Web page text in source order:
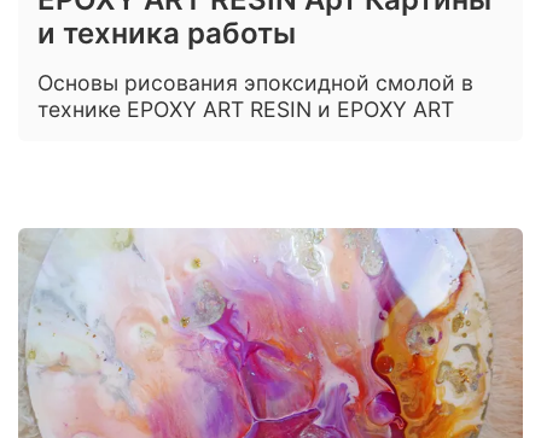
и техника работы
Основы рисования эпоксидной смолой в
технике EPOXY ART RESIN и EPOXY ART